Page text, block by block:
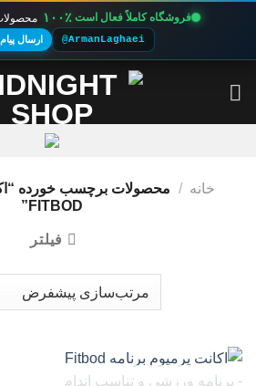
فروشگاه کاملاً فعال است ۱۰۰٪
@ArmanLaghaei ارسال
خانه / محصولات برچسب خورده
FITBOD”
فیلتر